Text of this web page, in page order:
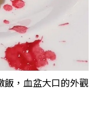
，血盆大口的外觀